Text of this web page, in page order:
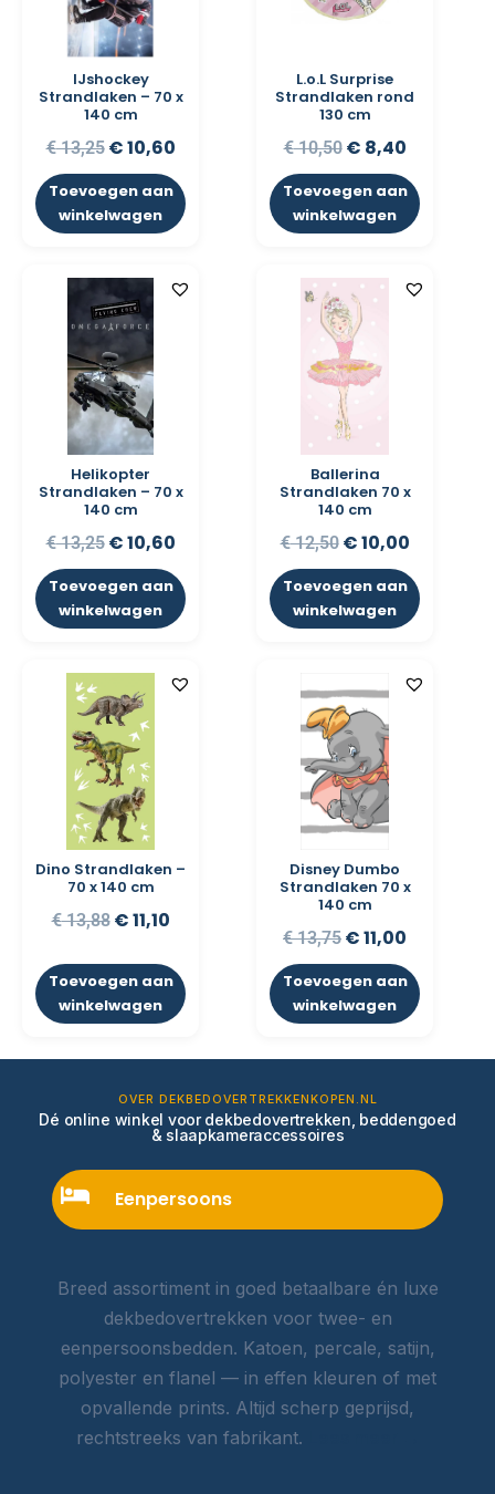
IJshockey
Strandlaken – 70 x
140 cm
€13,25 €10,60
Toevoegen aan
winkelwagen
L.o.L Surprise
Strandlaken rond
130 cm
€10,50 € 8,40
Toevoegen aan
winkelwagen
Helikopter
Strandlaken – 70 x
140 cm
€13,25 €10,60
Toevoegen aan
winkelwagen
Ballerina
Strandlaken 70 x
140 cm
€12,50 €10,00
Toevoegen aan
winkelwagen
Dino Strandlaken –
70 x 140 cm
€13,88 €11,10
Toevoegen aan
winkelwagen
Disney Dumbo
Strandlaken 70 x
140 cm
€13,75 €11,00
Toevoegen aan
winkelwagen
OVER DEKBEDOVERTREKKENKOPEN.NL
Dé online winkel voor dekbedovertrekken, beddengoed
& slaapkameraccessoires
Eenpersoons
Breed assortiment in goed betaalbare én luxe
dekbedovertrekken voor twee- en
eenpersoonsbedden. Katoen, percale, satijn,
polyester en flanel — in effen kleuren of met
opvallende prints. Altijd scherp geprijsd,
rechtstreeks van fabrikant.